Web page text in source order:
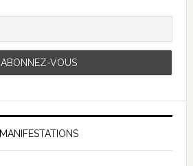
MANIFESTATIONS